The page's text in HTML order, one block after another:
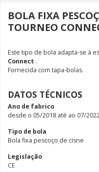
BOLA FIXA
TOURNEO
Este tipo de bola adapta-se à
Connect .
Fornecida com tapa-bolas.
DATOS TÉCNICOS
Ano de fabrico
desde o 05/2018 até ao 07/
Tipo de bola
Bola fixa pescoço de cisne
Legislação
CE